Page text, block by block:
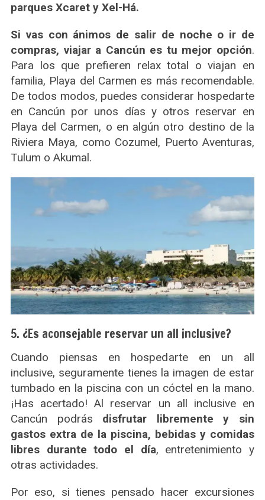
parques Xcaret y Xel-Há.
Si vas con ánimos de salir de noche o ir de
compras, viajar a Cancún es tu mejor opción.
Para los que prefieren relax total o viajan en
familia, Playa del Carmen es más recomendable.
De todos modos, puedes considerar hospedarte
en Cancún por unos días y otros reservar en
Playa del Carmen, o en algún otro destino de la
Riviera Maya, como Cozumel, Puerto Aventuras,
Tulum o Akumal.
5. ¿Es aconsejable reservar un all inclusive?
Cuando piensas en hospedarte en un all
inclusive, seguramente tienes la imagen de estar
tumbado en la piscina con un cóctel en la mano.
¡Has acertado! Al reservar un all inclusive en
Cancún podrás disfrutar libremente y sin
gastos extra de la piscina, bebidas y comidas
libres durante todo el día, entretenimiento y
otras actividades.
Por eso, si tienes pensado hacer excursiones